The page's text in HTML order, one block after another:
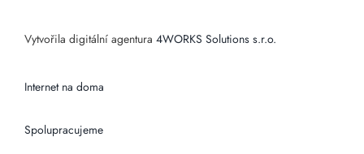
Vytvořila digitální agentura 4WORKS Solutions s.r.o.
Internet na doma
Spolupracujeme